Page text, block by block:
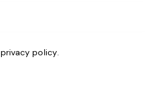
privacy policy.